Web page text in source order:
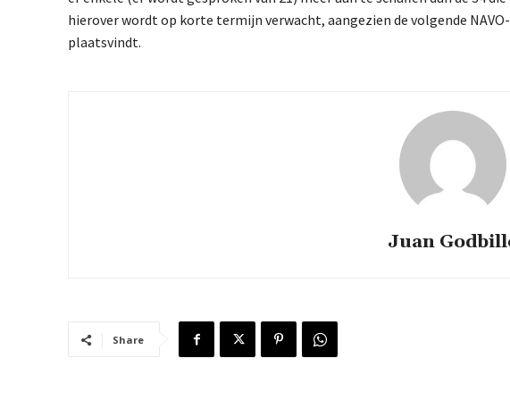
hierover wordt op korte termijn verwacht, aangezien de volgende
plaatsvindt.
Juan
Share